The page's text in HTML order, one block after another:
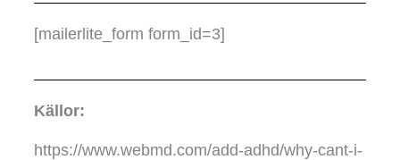
[mailerlite_form form_id=3]
Källor:
https://www.webmd.com/add-adhd/why-cant-i-